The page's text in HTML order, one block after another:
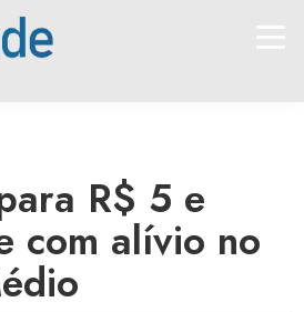
R$ 5 e
com alívio no